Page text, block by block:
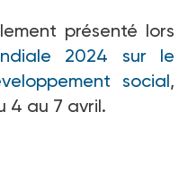
présenté lors
2024 sur le
social,
4 au 7 avril.